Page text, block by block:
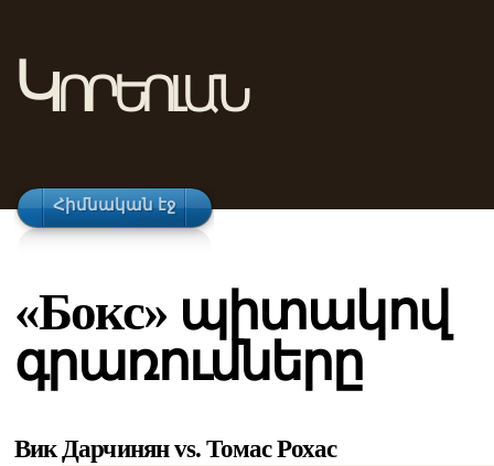
Կորեոլան
Հիմնական էջ
«Бокс» պիտակով
գրառումները
Вик Дарчинян vs. Томас Рохас